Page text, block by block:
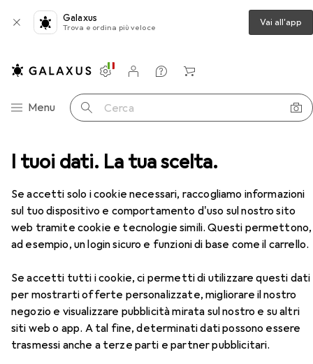
I tuoi dati. La tua scelta.
Se accetti solo i cookie necessari, raccogliamo informazioni
sul tuo dispositivo e comportamento d'uso sul nostro sito
web tramite cookie e tecnologie simili. Questi permettono,
ad esempio, un login sicuro e funzioni di base come il carrello.
Se accetti tutti i cookie, ci permetti di utilizzare questi dati
per mostrarti offerte personalizzate, migliorare il nostro
negozio e visualizzare pubblicità mirata sul nostro e su altri
siti web o app. A tal fine, determinati dati possono essere
trasmessi anche a terze parti e partner pubblicitari.
Galaxus
Trova e ordina più veloce Vai all'app
Categoria Navigazione
Menu Cerca
Impostazioni
Conto cliente
Liste di confronto
Liste dei desideri
Carrello
da lavoro Scarpe da lavoro Abeba Scarpe ESD
EUR
67,78
AbebaScarpe ESD
12 dimensioni
Accessori per Abeba Scarpe ESD
Qui trovi accessori adatti per il prodotto Abeba Scarpe
ESD della categoria Suole.
Rilevanza